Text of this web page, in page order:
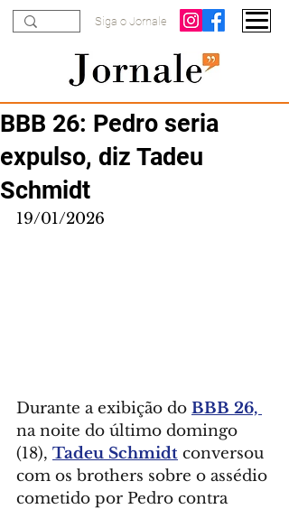
Siga o Jornale
BBB 26: Pedro seria
expulso, diz Tadeu
Schmidt
19/01/2026
Durante a exibição do BBB 26,
na noite do último domingo
(18), Tadeu Schmidt conversou
com os brothers sobre o assédio
cometido por Pedro contra